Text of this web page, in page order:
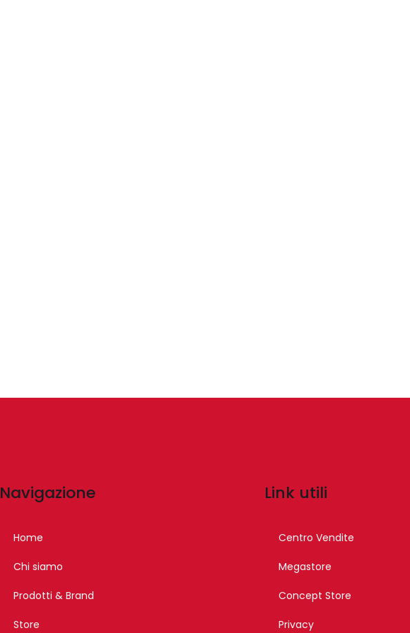
Navigazione
Home
Chi siamo
Prodotti & Brand
Store
Link utili
Centro Vendite
Megastore
Concept Store
Privacy